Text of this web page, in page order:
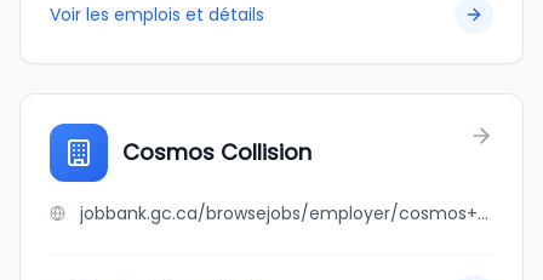
Voir les emplois et détails
Cosmos Collision
jobbank.gc.ca/browsejobs/employer/cosmos+collision/ca